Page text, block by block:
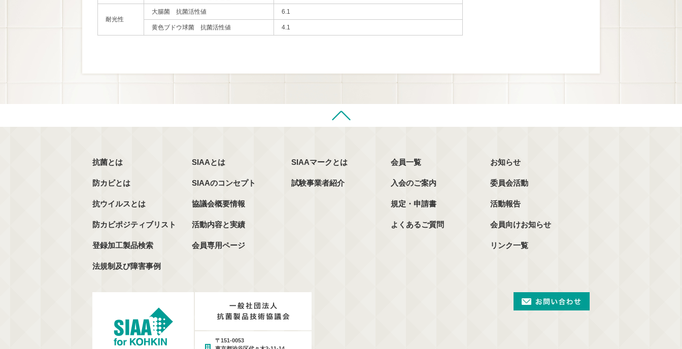
耐光性
大腸菌 抗菌活性値 6.1
黄色ブドウ球菌 抗菌活性値 4.1
抗菌とは
防カビとは
抗ウイルスとは
防カビポジティブリスト
登録加工製品検索
法規制及び障害事例
SIAAとは
SIAAのコンセプト
協議会概要情報
活動内容と実績
会員専用ページ
SIAAマークとは
試験事業者紹介
会員一覧
入会のご案内
規定・申請書
よくあるご質問
お知らせ
委員会活動
活動報告
会員向けお知らせ
リンク一覧
〒151-0053